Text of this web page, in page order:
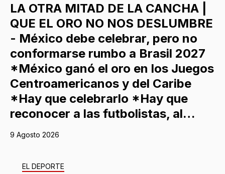
LA OTRA MITAD DE LA CANCHA |
QUE EL ORO NO NOS DESLUMBRE
- México debe celebrar, pero no
conformarse rumbo a Brasil 2027
*México ganó el oro en los Juegos
Centroamericanos y del Caribe
*Hay que celebrarlo *Hay que
reconocer a las futbolistas, al…
9 Agosto 2026
EL DEPORTE